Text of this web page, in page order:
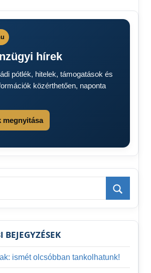
hírek
pótlék, hitelek, támogatások és
közérthetően, naponta
megnyitása
Search
BEJEGYZÉSEK
ismét olcsóbban tankolhatunk!